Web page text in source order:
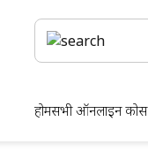
होमसभी ऑनलाइन कोर्स